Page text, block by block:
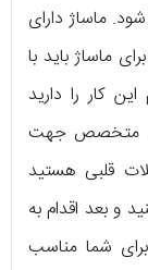
ماساژ دارای
ماساژ باید با
کار را دارید
متخصص جهت
قلبی هستید
و بعد اقدام به
شما مناسب